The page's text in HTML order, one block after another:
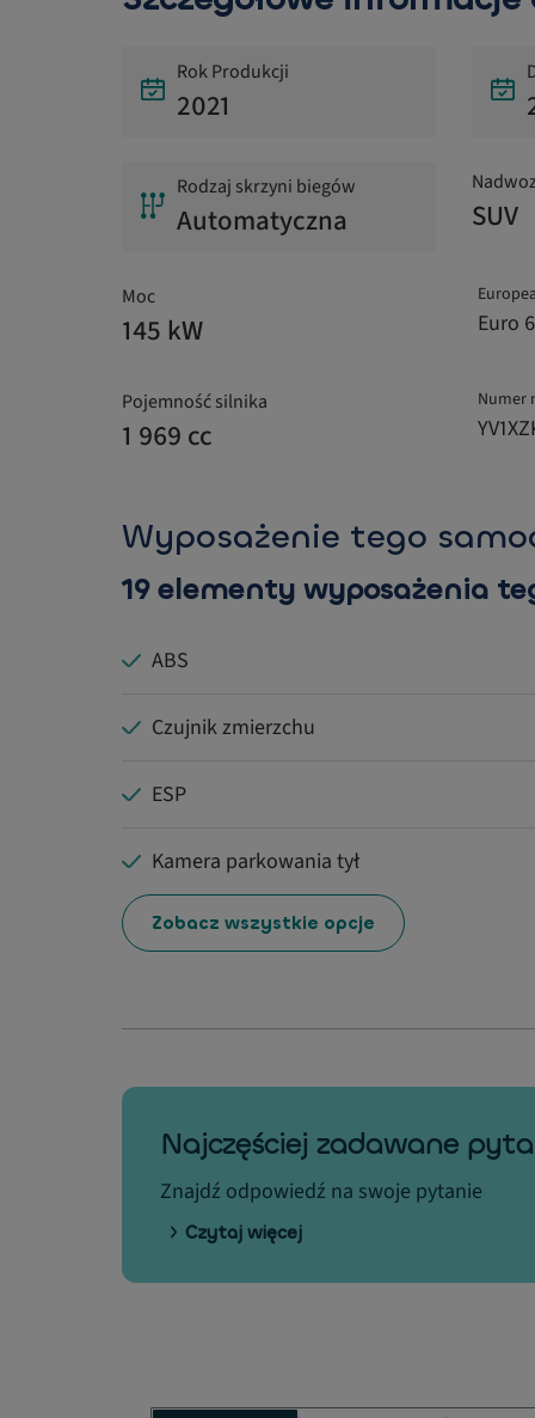
Rok Produkcji
2021
Rodzaj skrzyni biegów
Automatyczna SUV
Moc
145 kW Euro 6
Pojemność silnika
1 969 cc
Numer
Wyposażenie tego
19 elementy wyposażenia
ABS
Czujnik zmierzchu
ESP
Kamera parkowania tył
Zobacz wszystkie opcje
Najczęściej zadawane
Znajdź odpowiedź na swoje pytanie
Czytaj więcej